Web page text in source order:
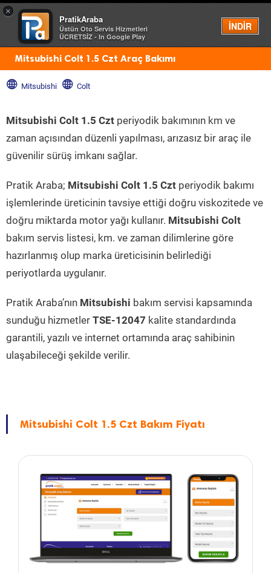
×
PratikAraba
Üstün Oto Servis Hizmetleri
ÜCRETSİZ - In Google Play
İNDİR
Menü
Mitsubishi Colt 1.5 Czt Araç Bakımı
Mitsubishi Colt
Mitsubishi Colt 1.5 Czt periyodik bakımının km ve
zaman açısından düzenli yapılması, arızasız bir araç ile
güvenilir sürüş imkanı sağlar.
Pratik Araba; Mitsubishi Colt 1.5 Czt periyodik bakımı
işlemlerinde üreticinin tavsiye ettiği doğru viskozitede ve
doğru miktarda motor yağı kullanır. Mitsubishi Colt
bakım servis listesi, km. ve zaman dilimlerine göre
hazırlanmış olup marka üreticisinin belirlediği
periyotlarda uygulanır.
Pratik Araba’nın Mitsubishi bakım servisi kapsamında
sunduğu hizmetler TSE-12047 kalite standardında
garantili, yazılı ve internet ortamında araç sahibinin
ulaşabileceği şekilde verilir.
Mitsubishi Colt 1.5 Czt Bakım Fiyatı